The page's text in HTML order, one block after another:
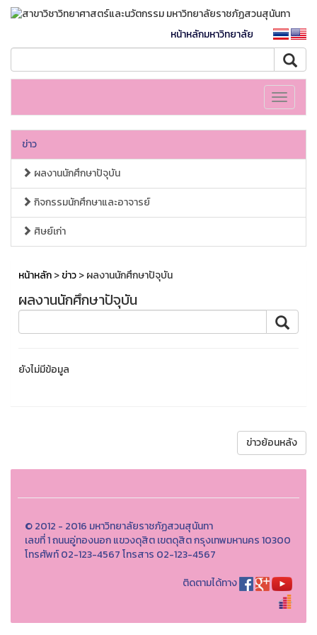
หน้าหลักมหาวิทยาลัย
Toggle
ข่าว
ผลงานนักศึกษาปัจุบัน
กิจกรรมนักศึกษาและอาจารย์
ศิษย์เก่า
หน้าหลัก>ข่าว> ผลงานนักศึกษาปัจุบัน
ผลงานนักศึกษาปัจุบัน
ยังไม่มีข้อมูล
ข่าวย้อนหลัง
© 2012 - 2016 มหาวิทยาลัยราชภัฏสวนสุนันทา
เลขที่ 1 ถนนอู่ทองนอก แขวงดุสิต เขตดุสิต กรุงเทพมหานคร 10300
โทรศัพท์ 02-123-4567 โทรสาร 02-123-4567
ติดตามได้ทาง